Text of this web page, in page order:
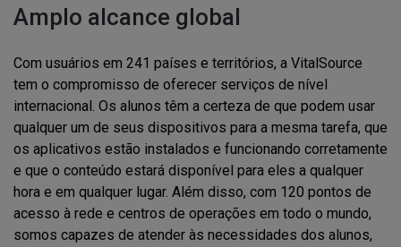
Amplo alcance global
Com usuários em 241 países e territórios, a VitalSource
tem o compromisso de oferecer serviços de nível
internacional. Os alunos têm a certeza de que podem usar
qualquer um de seus dispositivos para a mesma tarefa, que
os aplicativos estão instalados e funcionando corretamente
e que o conteúdo estará disponível para eles a qualquer
hora e em qualquer lugar. Além disso, com 120 pontos de
acesso à rede e centros de operações em todo o mundo,
somos capazes de atender às necessidades dos alunos,